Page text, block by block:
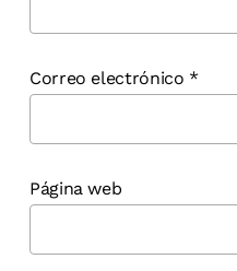
Correo electrónico *
Página web